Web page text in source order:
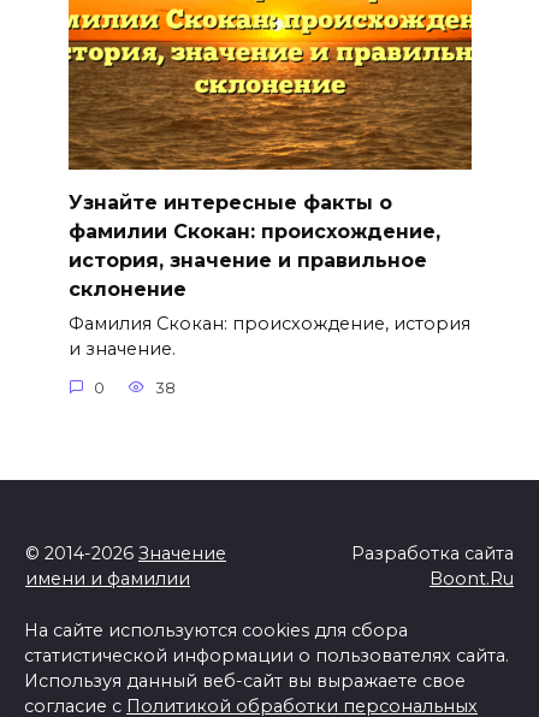
Узнайте интересные факты о
фамилии Скокан: происхождение,
история, значение и правильное
склонение
Фамилия Скокан: происхождение, история
и значение.
0 38
© 2014-2026 Значение
имени и фамилии
Разработка сайта
Boont.Ru
На сайте используются cookies для сбора
статистической информации о пользователях сайта.
Используя данный веб-сайт вы выражаете свое
согласие с Политикой обработки персональных